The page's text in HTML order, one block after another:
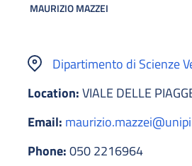
MAURIZIO MAZZEI
Dipartimento di Scienze
Location:VIALE DELLE
Email:
Phone:050 2216964